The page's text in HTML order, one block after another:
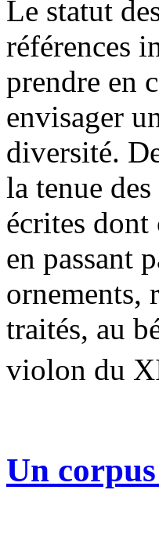
Le statut
références
prendre en
envisager
diversité.
la tenue
écrites dont
en passant
ornements,
traités, au
violon du
Un